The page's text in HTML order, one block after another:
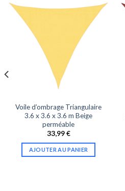
Voile d’ombrage Triangulaire
3.6 x 3.6 x 3.6 m Beige
perméable
33,99€
AJOUTER AU PANIER